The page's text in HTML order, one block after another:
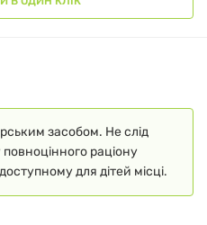
засобом. Не слід
раціону
для дітей місці.